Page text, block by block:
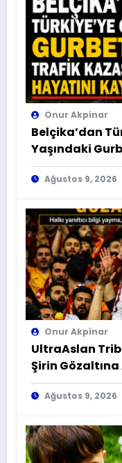
Onur Akpinar
Belçika’dan
Yaşındaki
Kaybetti
Ağustos 9, 2026
Onur Akpinar
UltraAslan
Şirin Gözaltına
Ağustos 9, 2026